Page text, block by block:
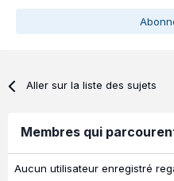
Aller sur la liste des sujets
Membres qui
Aucun utilisateur enregistré